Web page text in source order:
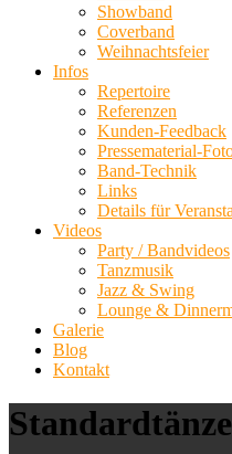
Showband
Coverband
Weihnachtsfeier
Infos
Repertoire
Referenzen
Kunden-Feedback
Pressematerial-
Band-Technik
Links
Details für
Videos
Party / Bandvideos
Tanzmusik
Jazz & Swing
Lounge &
Galerie
Blog
Kontakt
Standardtänze